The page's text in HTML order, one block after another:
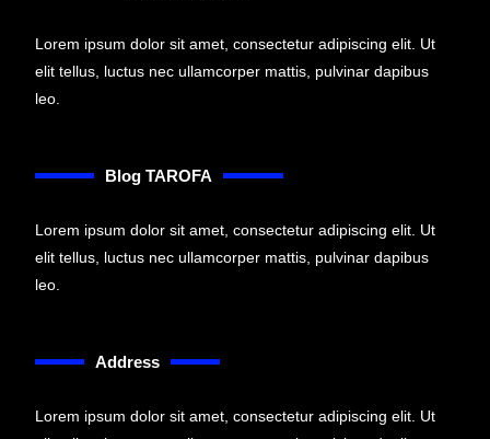
Lorem ipsum dolor sit amet, consectetur adipiscing elit. Ut
elit tellus, luctus nec ullamcorper mattis, pulvinar dapibus
leo.
Blog TAROFA
Lorem ipsum dolor sit amet, consectetur adipiscing elit. Ut
elit tellus, luctus nec ullamcorper mattis, pulvinar dapibus
leo.
Address
Lorem ipsum dolor sit amet, consectetur adipiscing elit. Ut